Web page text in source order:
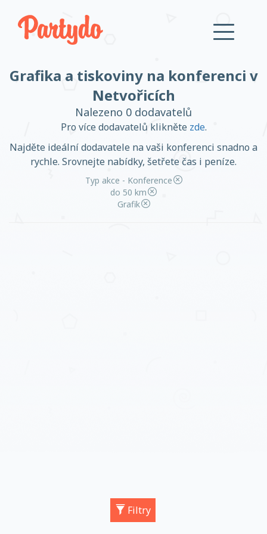
Založit účet
Přihlásit se
Založit účet
Filtry
Grafika a tiskoviny na konferenci v
Netvořicích
Nalezeno 0 dodavatelů
Pro více dodavatelů klikněte zde.
Najděte ideální dodavatele na vaši konferenci snadno a
rychle. Srovnejte nabídky, šetřete čas i peníze.
Typ akce - Konference
do 50 km
Grafik